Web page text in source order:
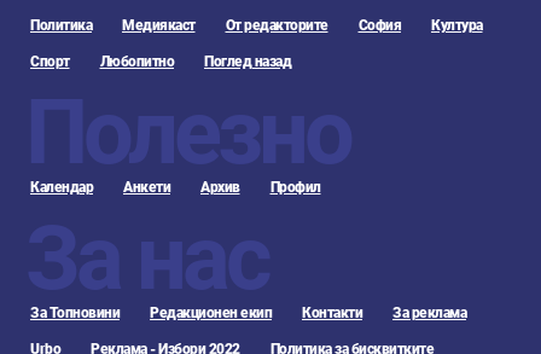
Политика Медиякаст От редакторите София Култура
Спорт Любопитно Поглед назад
Полезно
Календар Анкети Архив Профил
За нас
За Топновини Редакционен екип Контакти За реклама
Urbo Реклама - Избори 2022 Политика за бисквитките